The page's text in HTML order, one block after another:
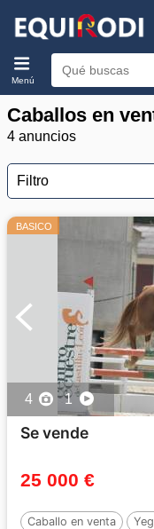
Menú
Caballos en
4 anuncios
Filtro
BASICO
4 1
Se vende
25 000 €
Caballo en venta